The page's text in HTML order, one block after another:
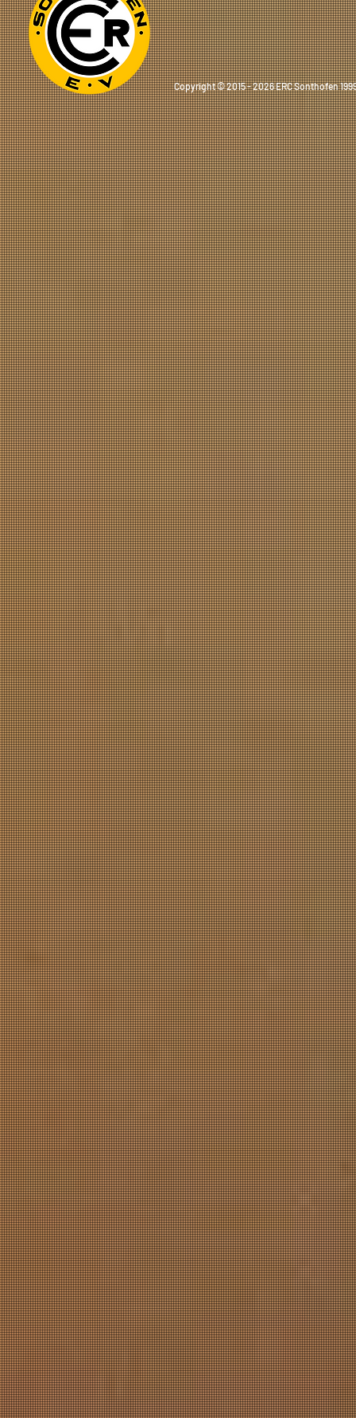
Copyright © 2015 - 2026 ERC Sonthofen